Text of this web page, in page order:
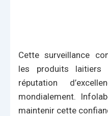
Cette surveillance
les produits laitiers
réputation
mondialement.
maintenir cette